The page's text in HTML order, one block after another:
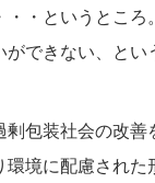
・・というとこ
ができない、と
剰包装社会の改
環境に配慮され